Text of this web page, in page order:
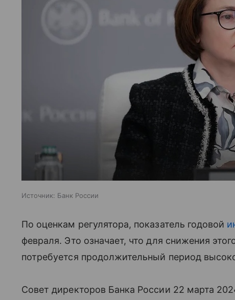
Источник: Банк России
По оценкам регулятора, показатель годовой
февраля. Это означает, что для снижения
потребуется продолжительный период
Совет директоров Банка России 22 марта